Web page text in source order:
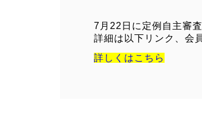
7月22日に定例自主審
詳細は以下リンク、会
詳しくはこちら